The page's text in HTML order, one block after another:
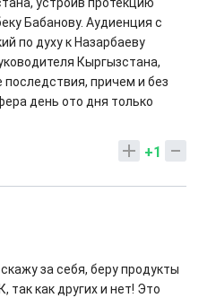
устроив протекцию
Бабанову. Аудиенция с
по духу к Назарбаеву
Кыргызстана,
причем и без
день ото дня только
+1
за себя, беру продукты
так как других и нет! Это